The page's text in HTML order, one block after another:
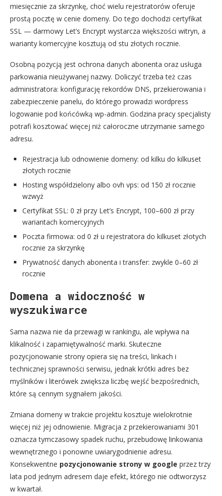
miesięcznie za skrzynkę, choć wielu rejestratorów oferuje
prostą pocztę w cenie domeny. Do tego dochodzi certyfikat
SSL — darmowy Let’s Encrypt wystarcza większości witryn, a
warianty komercyjne kosztują od stu złotych rocznie.
Osobną pozycją jest ochrona danych abonenta oraz usługa
parkowania nieużywanej nazwy. Doliczyć trzeba też czas
administratora: konfigurację rekordów DNS, przekierowania i
zabezpieczenie panelu, do którego prowadzi wordpress
logowanie pod końcówką wp-admin. Godzina pracy specjalisty
potrafi kosztować więcej niż całoroczne utrzymanie samego
adresu.
Rejestracja lub odnowienie domeny: od kilku do kilkuset
złotych rocznie
Hosting współdzielony albo ovh vps: od 150 zł rocznie
wzwyż
Certyfikat SSL: 0 zł przy Let’s Encrypt, 100–600 zł przy
wariantach komercyjnych
Poczta firmowa: od 0 zł u rejestratora do kilkuset złotych
rocznie za skrzynkę
Prywatność danych abonenta i transfer: zwykle 0–60 zł
rocznie
Domena a widoczność w
wyszukiwarce
Sama nazwa nie da przewagi w rankingu, ale wpływa na
klikalność i zapamiętywalność marki. Skuteczne
pozycjonowanie strony opiera się na treści, linkach i
technicznej sprawności serwisu, jednak krótki adres bez
myślników i literówek zwiększa liczbę wejść bezpośrednich,
które są cennym sygnałem jakości.
Zmiana domeny w trakcie projektu kosztuje wielokrotnie
więcej niż jej odnowienie. Migracja z przekierowaniami 301
oznacza tymczasowy spadek ruchu, przebudowę linkowania
wewnętrznego i ponowne uwiarygodnienie adresu.
Konsekwentne pozycjonowanie strony w google przez trzy
lata pod jednym adresem daje efekt, którego nie odtworzysz
w kwartał.